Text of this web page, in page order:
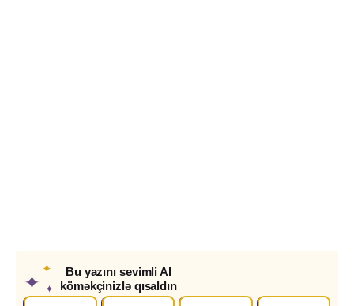
✦
✦
✦
Bu yazını sevimli AI
köməkçinizlə qısaldın